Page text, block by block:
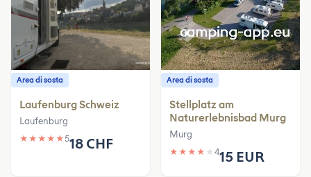
Area di sosta
Laufenburg Schweiz
Laufenburg
★ ★ ★ ★ ★518 CHF
Area di sosta
Stellplatz am
Naturerlebnisbad Murg
Murg
★ ★ ★ ★ ★ 415 EUR